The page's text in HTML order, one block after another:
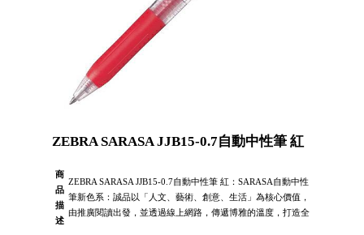
ZEBRA SARASA JJB15-0.7自動中性筆 紅
商
品
描
述
ZEBRA SARASA JJB15-0.7自動中性筆 紅：SARASA自動中性
筆新色系：誠品以「人文、藝術、創意、生活」為核心價值，
由推廣閱讀出發，並透過線上網路，傳遞博雅的溫度，打造全